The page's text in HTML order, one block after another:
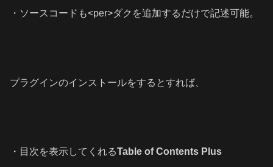
・ソースコードも<per>ダクを追加するだけで記述可能。
プラグインのインストールをするとすれば、
・目次を表示してくれるTable of Contents Plus